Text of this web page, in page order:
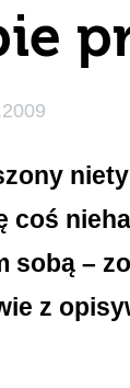
coś
sobą –
z